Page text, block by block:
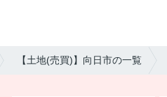
【土地(売買)】向日市の一覧